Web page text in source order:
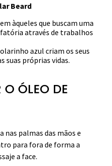
Beard
àqueles que buscam uma
através de trabalhos
azul criam os seus
suas próprias vidas.
ÓLEO DE
nas palmas das mãos e
para fora de forma a
a face.